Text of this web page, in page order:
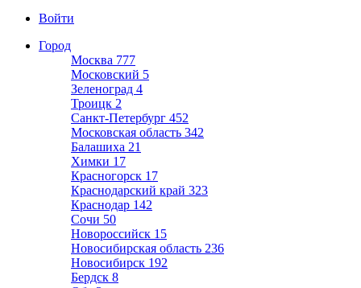
Войти
Город
Москва 777
Московский 5
Зеленоград 4
Троицк 2
Санкт-Петербург 452
Московская область 342
Балашиха 21
Химки 17
Красногорск 17
Краснодарский край 323
Краснодар 142
Сочи 50
Новороссийск 15
Новосибирская область 236
Новосибирск 192
Бердск 8